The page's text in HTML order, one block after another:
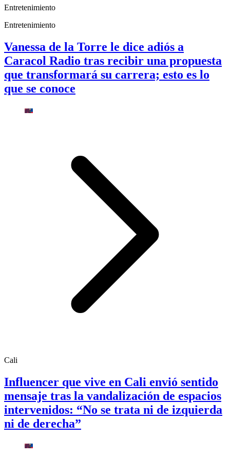
Entretenimiento
Entretenimiento
Vanessa de la Torre le dice adiós a
Caracol Radio tras recibir una propuesta
que transformará su carrera; esto es lo
que se conoce
Cali
Influencer que vive en Cali envió sentido
mensaje tras la vandalización de espacios
intervenidos: “No se trata ni de izquierda
ni de derecha”